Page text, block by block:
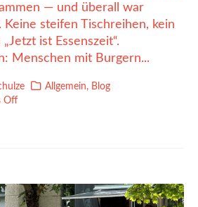
— und überall war
Keine steifen Tischreihen, kein
„Jetzt ist Essenszeit“.
Menschen mit Burgern...
Allgemein, Blog
Off